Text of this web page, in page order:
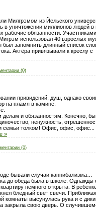
Милгрэмом из Йельского
в уничтожении миллионов людей в
рабочие обязанности. Участниками
использовал 40 взрослых
запомнить длинный список
Актёра привязывали к креслу с
(0)
привидений, душ, однако
на пламя в камине.
и обязанностям. Конечно,
ненужность,
и семьи толком! Офис, офис,
»
(0)
бывали случаи каннибализма…
до обеда была в школе. Однажды
немного открыта. В
бледный свет свечи.
комнаты высунулась рука и с
закрыла свою дверь. О